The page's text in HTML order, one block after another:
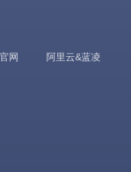
网 阿里云&蓝凌